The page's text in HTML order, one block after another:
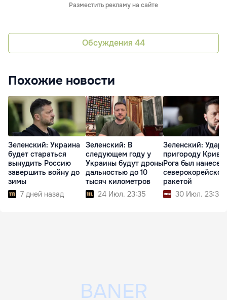
Разместить рекламу на сайте
Обсуждения 44
Похожие новости
Зеленский: Украина
будет стараться
вынудить Россию
завершить войну до
зимы
7 дней назад
Зеленский: В
следующем году у
Украины будут дроны
дальностью до 10
тысяч километров
24 Июл. 23:35
Зеленский: Удар
пригороду
Рога был нанесен
северокорейской
ракетой
30 Июл. 23:31